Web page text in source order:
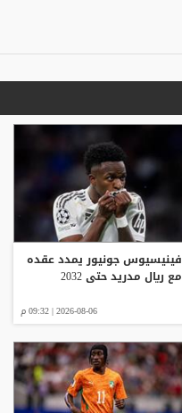
فينيسيوس جونيور يمدد عقده
مع ريال مدريد حتى 2032
2026-08-06 | 09:32 م